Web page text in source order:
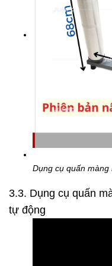
Dụng cụ quấn màng
3.3. Dụng cụ quấn
tự động